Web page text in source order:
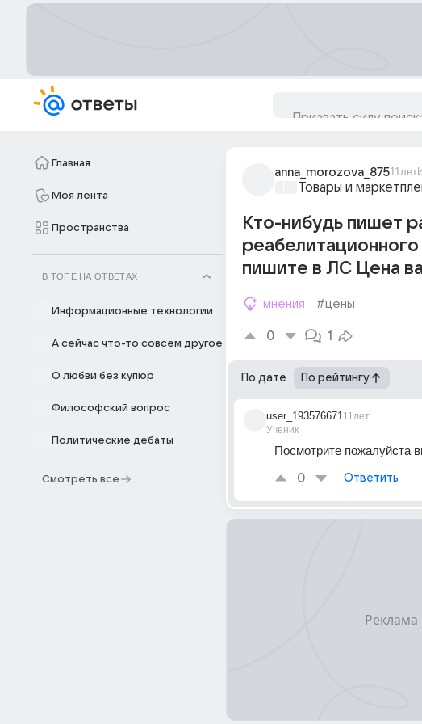
Главная
Моя лента
Пространства
В ТОПЕ НА ОТВЕТАХ
Информационные технологии
А сейчас что-то совсем другое
О любви без купюр
Философский вопрос
Политические дебаты
Смотреть все
anna_morozova_87511лет
Товары и
Кто-нибудь пишет
пишите в ЛС Цена
мнения #цены
0 1
По дате По рейтингу
user_193576671
Ученик
11лет
Посмотрите пожалуйста
0 Ответить